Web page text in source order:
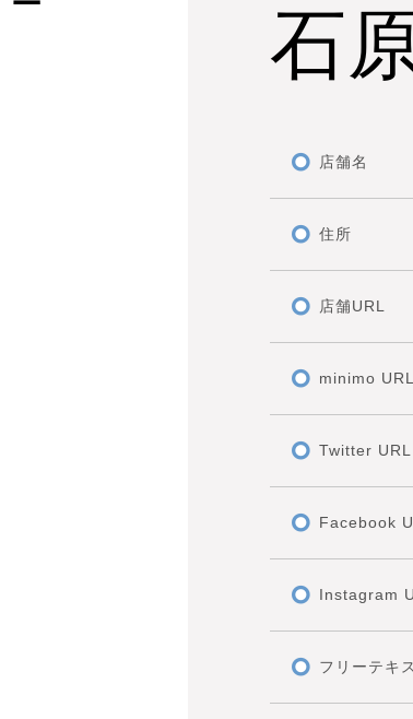
石
店舗名
住所
店舗URL
minimo URL
Twitter URL
Facebook
Instagram
フリーテキ